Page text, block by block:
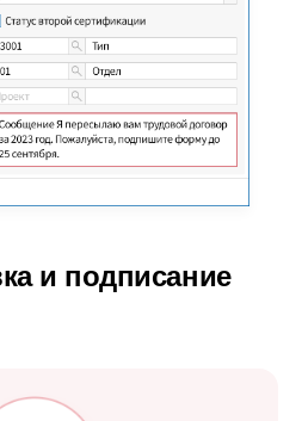
и подписание